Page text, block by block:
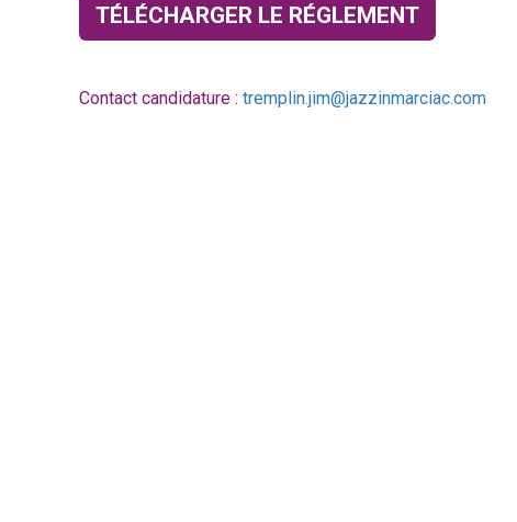
TÉLÉCHARGER LE RÉGLEMENT
Contact candidature : tremplin.jim@jazzinmarciac.com